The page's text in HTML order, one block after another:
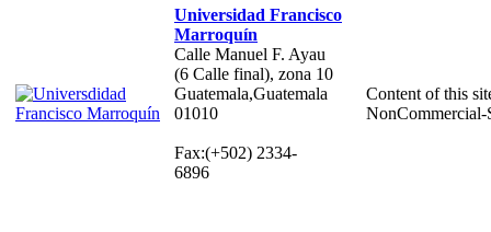
Universidad Francisco
Marroquín
Calle Manuel F. Ayau
(6 Calle final), zona 10
Guatemala,Guatemala
01010
Fax:(+502) 2334-
6896
Content of this
NonCommercial-